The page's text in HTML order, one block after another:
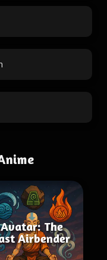
Avatar: The
Airbender